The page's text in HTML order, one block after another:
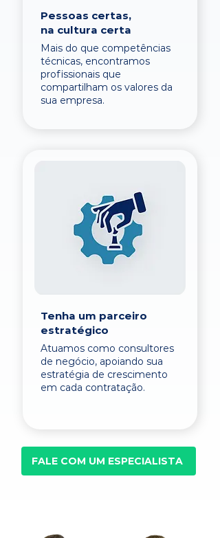
Pessoas certas,
na cultura certa
Mais do que competências
técnicas, encontramos
profissionais que
compartilham os valores da
sua empresa.
Tenha um parceiro
estratégico
Atuamos como consultores
de negócio, apoiando sua
estratégia de crescimento
em cada contratação.
FALE COM UM ESPECIALISTA